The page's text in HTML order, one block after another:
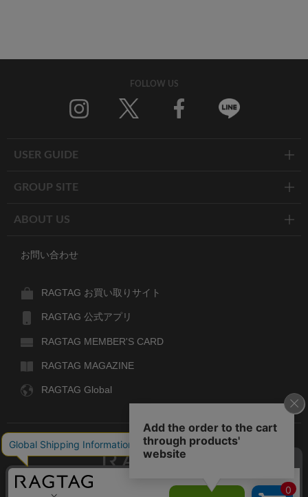
FOLLOW US
USER GUIDE
GROUP SITE
ABOUT US
お問い合わせ
RAGTAG お買い取りサイト
RAGTAG 公式アプリ
RAGTAG MEMBER'S CARD
RAGTAG MAGAZINE
RAGTAG Global
デザイナーズブランドのユーズド・セレクトショップ